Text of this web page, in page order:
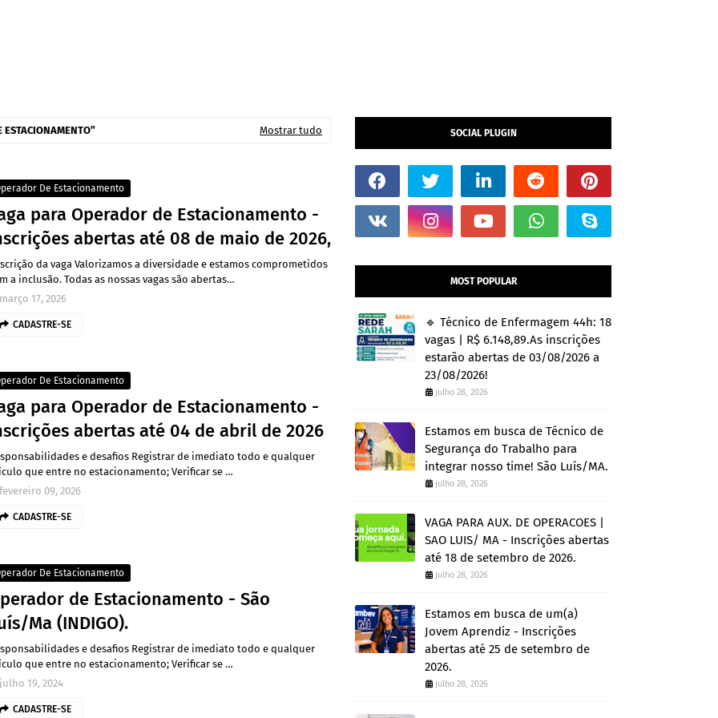
ESTACIONAMENTO Mostrar tudo
De Estacionamento
para Operador de Estacionamento -
abertas até 08 de maio de 2026,
da vaga Valorizamos a diversidade e estamos comprometidos
a inclusão. Todas as nossas vagas são abertas…
março 17, 2026
CADASTRE-SE
De Estacionamento
para Operador de Estacionamento -
abertas até 04 de abril de 2026
e desafios Registrar de imediato todo e qualquer
que entre no estacionamento; Verificar se …
fevereiro 09, 2026
CADASTRE-SE
De Estacionamento
de Estacionamento - São
Ma (INDIGO).
e desafios Registrar de imediato todo e qualquer
que entre no estacionamento; Verificar se …
julho 19, 2024
CADASTRE-SE
SOCIAL PLUGIN
MOST POPULAR
🔹 Técnico de Enfermagem 44h: 18
vagas | R$ 6.148,89.As inscrições
estarão abertas de 03/08/2026 a
23/08/2026!
julho 28, 2026
Estamos em busca de Técnico de
Segurança do Trabalho para
integrar nosso time! São Luís/MA.
julho 28, 2026
VAGA PARA AUX. DE OPERACOES |
SAO LUIS/ MA - Inscrições abertas
até 18 de setembro de 2026.
julho 28, 2026
Estamos em busca de um(a)
Jovem Aprendiz - Inscrições
abertas até 25 de setembro de
2026.
julho 28, 2026